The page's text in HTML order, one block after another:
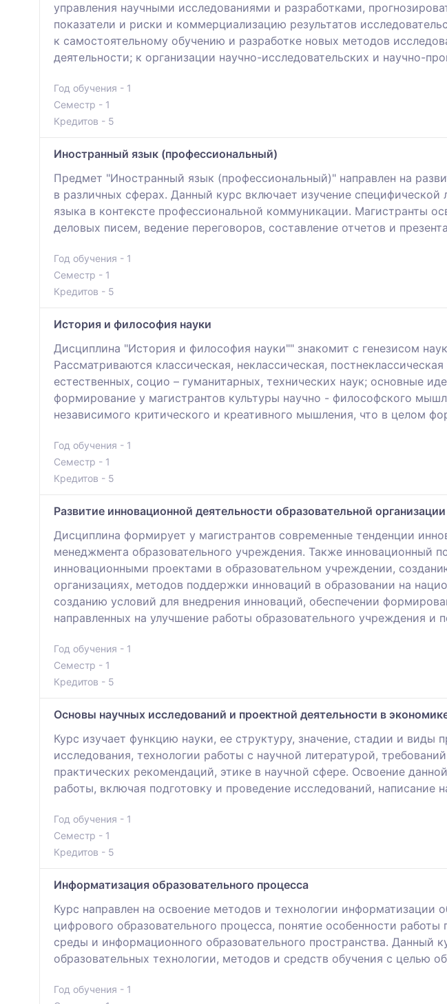
управления научными исследованиями и разработками,
показатели и риски и коммерциализацию результатов
к самостоятельному обучению и разработке новых методов
деятельности; к организации научно-исследовательских и научно-
Год обучения - 1
Семестр - 1
Кредитов - 5
Иностранный язык (профессиональный)
Предмет "Иностранный язык (профессиональный)" направлен на
в различных сферах. Данный курс включает изучение
языка в контексте профессиональной коммуникации. Магистранты
деловых писем, ведение переговоров, составление отчетов и
Год обучения - 1
Семестр - 1
Кредитов - 5
История и философия науки
Дисциплина "История и философия науки"" знакомит с генезисом
Рассматриваются классическая, неклассическая,
естественных, социо – гуманитарных, технических наук; основные
формирование у магистрантов культуры научно - философского
независимого критического и креативного мышления, что в целом
Год обучения - 1
Семестр - 1
Кредитов - 5
Развитие инновационной деятельности образовательной
Дисциплина формирует у магистрантов современные тенденции
менеджмента образовательного учреждения. Также инновационный
инновационными проектами в образовательном учреждении,
организациях, методов поддержки инноваций в образовании на
созданию условий для внедрения инноваций, обеспечении
направленных на улучшение работы образовательного учреждения и
Год обучения - 1
Семестр - 1
Кредитов - 5
Основы научных исследований и проектной деятельности в
Курс изучает функцию науки, ее структуру, значение, стадии и
исследования, технологии работы с научной литературой,
практических рекомендаций, этике в научной сфере. Освоение
работы, включая подготовку и проведение исследований, написание
Год обучения - 1
Семестр - 1
Кредитов - 5
Информатизация образовательного процесса
Курс направлен на освоение методов и технологии информатизации
цифрового образовательного процесса, понятие особенности
среды и информационного образовательного пространства. Данный
образовательных технологии, методов и средств обучения с целью
Год обучения - 1